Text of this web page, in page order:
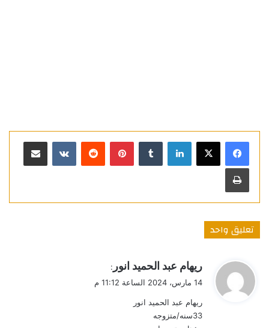
لينكدإن بينتيريست مشاركة عبر البريد
طباعة
تعليق واحد
ل
ريهام عبد الحميد انور :
14 مارس، 2024 الساعة 11:12 م
ريهام عبد الحميد انور
33سنه/متزوجه